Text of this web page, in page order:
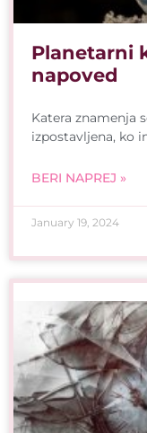
Planetarni
napoved
Katera znamenja
izpostavljena, ko
BERI NAPREJ »
January 19, 2024